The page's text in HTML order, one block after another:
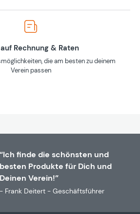
Rechnung & Raten
die am besten zu deinem
Verein passen
“Ich finde die schönsten und
besten Produkte für Dich und
Deinen Verein!”
- Frank Deitert - Geschäftsführer